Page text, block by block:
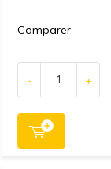
Comparer
- +